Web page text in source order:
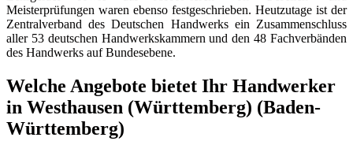
Meisterprüfungen waren ebenso festgeschrieben. Heutzutage ist der
Zentralverband des Deutschen Handwerks ein Zusammenschluss
aller 53 deutschen Handwerkskammern und den 48 Fachverbänden
des Handwerks auf Bundesebene.
Welche Angebote bietet Ihr Handwerker
in Westhausen (Württemberg) (Baden-
Württemberg)